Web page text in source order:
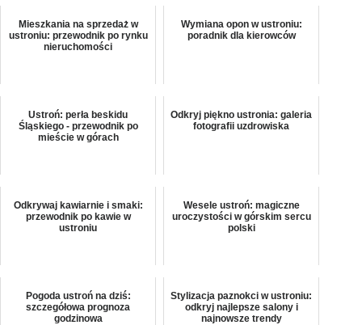
Mieszkania na sprzedaż w
ustroniu: przewodnik po rynku
nieruchomości
Wymiana opon w ustroniu:
poradnik dla kierowców
Ustroń: perła beskidu
Śląskiego - przewodnik po
mieście w górach
Odkryj piękno ustronia: galeria
fotografii uzdrowiska
Odkrywaj kawiarnie i smaki:
przewodnik po kawie w
ustroniu
Wesele ustroń: magiczne
uroczystości w górskim sercu
polski
Pogoda ustroń na dziś:
szczegółowa prognoza
godzinowa
Stylizacja paznokci w ustroniu:
odkryj najlepsze salony i
najnowsze trendy